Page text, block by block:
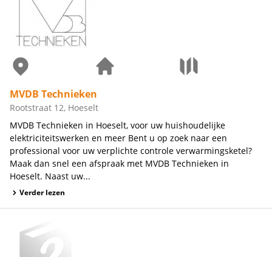
MVDB Technieken
Rootstraat 12, Hoeselt
MVDB Technieken in Hoeselt, voor uw huishoudelijke
elektriciteitswerken en meer Bent u op zoek naar een
professional voor uw verplichte controle verwarmingsketel?
Maak dan snel een afspraak met MVDB Technieken in
Hoeselt. Naast uw...
Verder lezen